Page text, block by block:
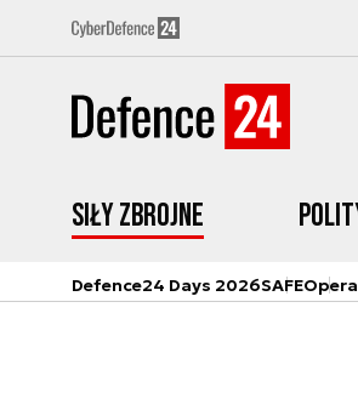
Siły zbrojne
Defence24 Days 2026SAFE